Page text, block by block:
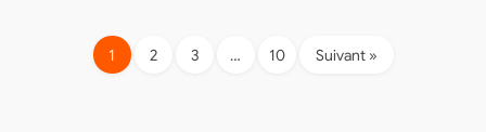
1 2 3 … 10 Suivant »